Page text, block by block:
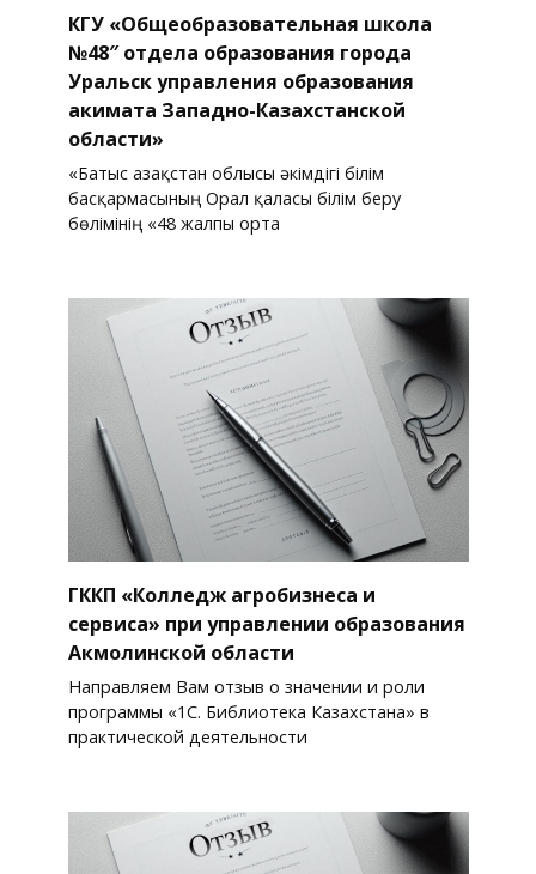
КГУ «Общеобразовательная школа
№48″ отдела образования города
Уральск управления образования
акимата Западно-Казахстанской
области»
«Батыс Қазақстан облысы әкімдігі білім
басқармасының Орал қаласы білім беру
бөлімінің «48 жалпы орта
ГККП «Колледж агробизнеса и
сервиса» при управлении образования
Акмолинской области
Направляем Вам отзыв о значении и роли
программы «1С. Библиотека Казахстана» в
практической деятельности